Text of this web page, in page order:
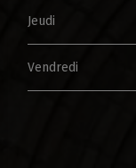
Jeudi
Vendredi